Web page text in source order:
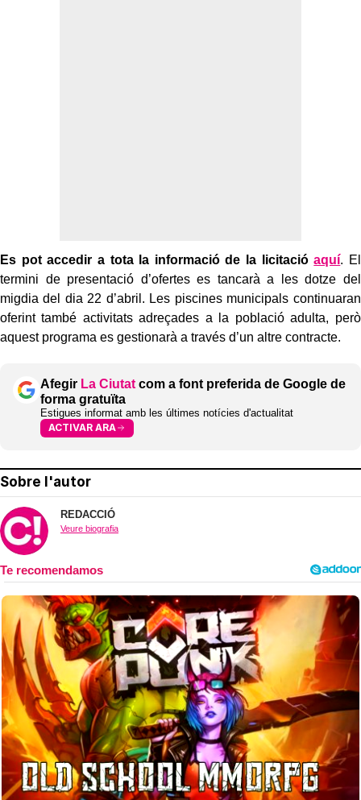
Es pot accedir a tota la informació de la licitacióaquí. El
termini de presentació d’ofertes es tancarà a les dotze del
migdia del dia 22 d’abril. Les piscines municipals continuaran
oferint també activitats adreçades a la població adulta, però
aquest programa es gestionarà a través d’un altre contracte.
Afegir La Ciutat com a font preferida de Google de
forma gratuïta
Estigues informat amb les últimes notícies d'actualitat
ACTIVAR ARA
Sobre l'autor
REDACCIÓ
Veure biografia